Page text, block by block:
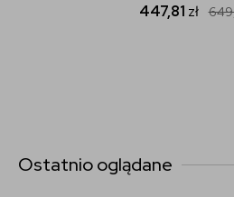
447,81 zł
Ostatnio oglądane